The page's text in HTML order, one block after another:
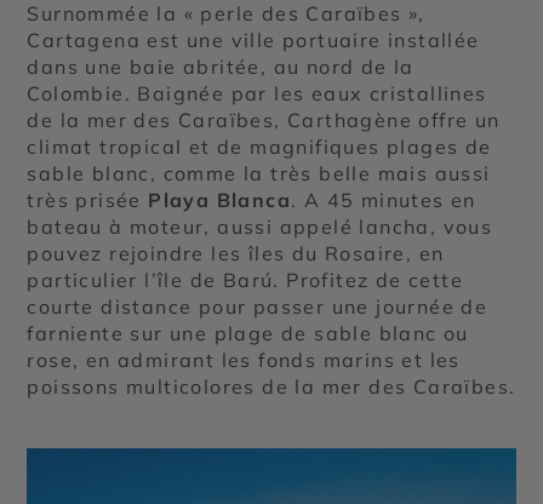
Surnommée la « perle des Caraïbes »,
Cartagena est une ville portuaire installée
dans une baie abritée, au nord de la
Colombie. Baignée par les eaux cristallines
de la mer des Caraïbes, Carthagène offre un
climat tropical et de magnifiques plages de
sable blanc, comme la très belle mais aussi
très prisée Playa Blanca. A 45 minutes en
bateau à moteur, aussi appelé lancha, vous
pouvez rejoindre les îles du Rosaire, en
particulier l’île de Barú. Profitez de cette
courte distance pour passer une journée de
farniente sur une plage de sable blanc ou
rose, en admirant les fonds marins et les
poissons multicolores de la mer des Caraïbes.